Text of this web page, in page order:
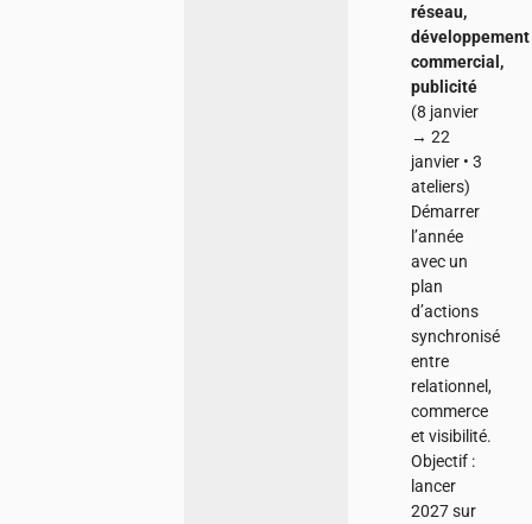
réseau,
développement
commercial,
publicité
(8 janvier
→ 22
janvier • 3
ateliers)
Démarrer
l’année
avec un
plan
d’actions
synchronisé
entre
relationnel,
commerce
et visibilité.
Objectif :
lancer
2027 sur